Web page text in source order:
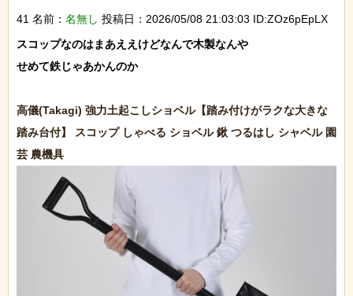
41 名前： 名無し 投稿日：2026/05/08 21:03:03 ID:ZOz6pEpLX
スコップなのはまあええけどなんで木製なんや
せめて鉄じゃあかんのか
高儀(Takagi) 強力土起こしショベル【踏み付けがラクな大きな
踏み台付】 スコップ しゃべる ショベル 鍬 つるはし シャベル 園